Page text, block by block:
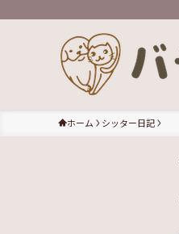
ホーム シッター日記